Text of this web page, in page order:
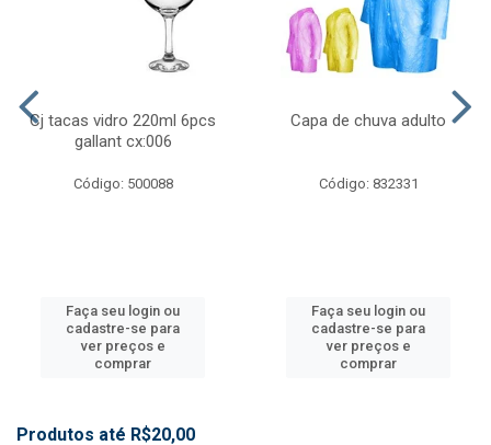
Cj tacas vidro 220ml 6pcs
gallant cx:006
Código: 500088
Faça seu login ou
cadastre-se para
ver preços e
comprar
Capa de chuva adulto
Código: 832331
Faça seu login ou
cadastre-se para
ver preços e
comprar
Produtos até R$20,00